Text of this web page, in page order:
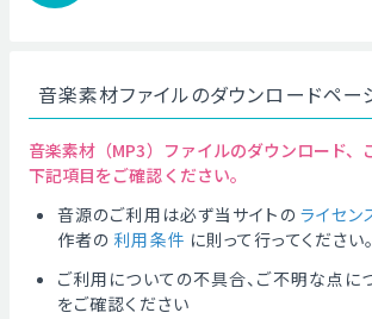
音楽素材ファイルのダウンロードペー
音楽素材（MP3）ファイルのダウンロード、
下記項目をご確認ください。
音源のご利用は必ず当サイトの ライセン
作者の 利用条件 に則って行ってください。
ご利用についての不具合、ご不明な点に
をご確認ください